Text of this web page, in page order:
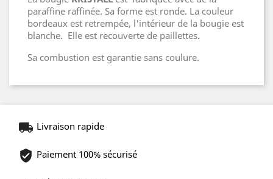
paraffine raffinée. Sa forme est ronde. La couleur
bordeaux est retrempée, l'intérieur de la bougie est
blanche. Elle est recouverte de paillettes.
Sa combustion est garantie sans coulure.
Livraison rapide
Paiement 100% sécurisé